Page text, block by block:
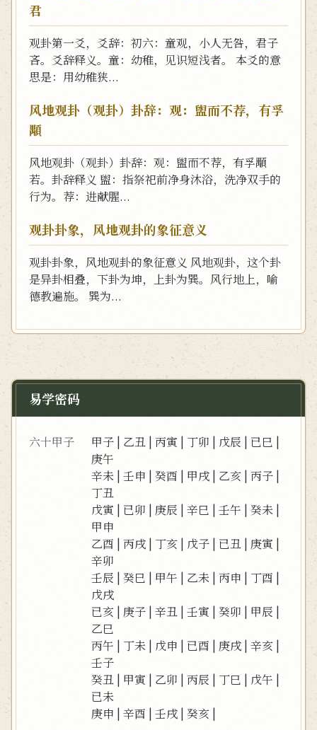
君
观卦第一爻，爻辞：初六：童观，小人无咎，君子
吝。爻辞释义。童：幼稚，见识短浅者。 本爻的意
思是：用幼稚狭...
风地观卦（观卦）卦辞：观：盥而不荐，有孚
顒
风地观卦（观卦）卦辞：观：盥而不荐，有孚顒
若。卦辞释义 盥：指祭祀前净身沐浴，洗净双手的
行为。荐：进献腥...
观卦卦象，风地观卦的象征意义
观卦卦象，风地观卦的象征意义 风地观卦，这个卦
是异卦相叠，下卦为坤，上卦为巽。风行地上，喻
德教遍施。 巽为...
易学密码
六十甲子 甲子 | 乙丑 |丙寅 | 丁卯 | 戊辰 | 已巳 |
庚午
辛未 |壬申 |癸酉 | 甲戌 | 乙亥 |丙子 |
丁丑
戊寅 | 已卯 | 庚辰 |辛巳 |壬午 |癸未 |
甲申
乙酉 |丙戌 | 丁亥 | 戊子 | 已丑 | 庚寅 |
辛卯
壬辰 |癸巳 | 甲午 | 乙未 |丙申 | 丁酉 |
戊戌
已亥 | 庚子 |辛丑 |壬寅 |癸卯 | 甲辰 |
乙巳
丙午 | 丁未 | 戊申 | 已酉 | 庚戌 |辛亥 |
壬子
癸丑 | 甲寅 | 乙卯 |丙辰 | 丁巳 | 戊午 |
已未
庚申 |辛酉 |壬戌 |癸亥 |